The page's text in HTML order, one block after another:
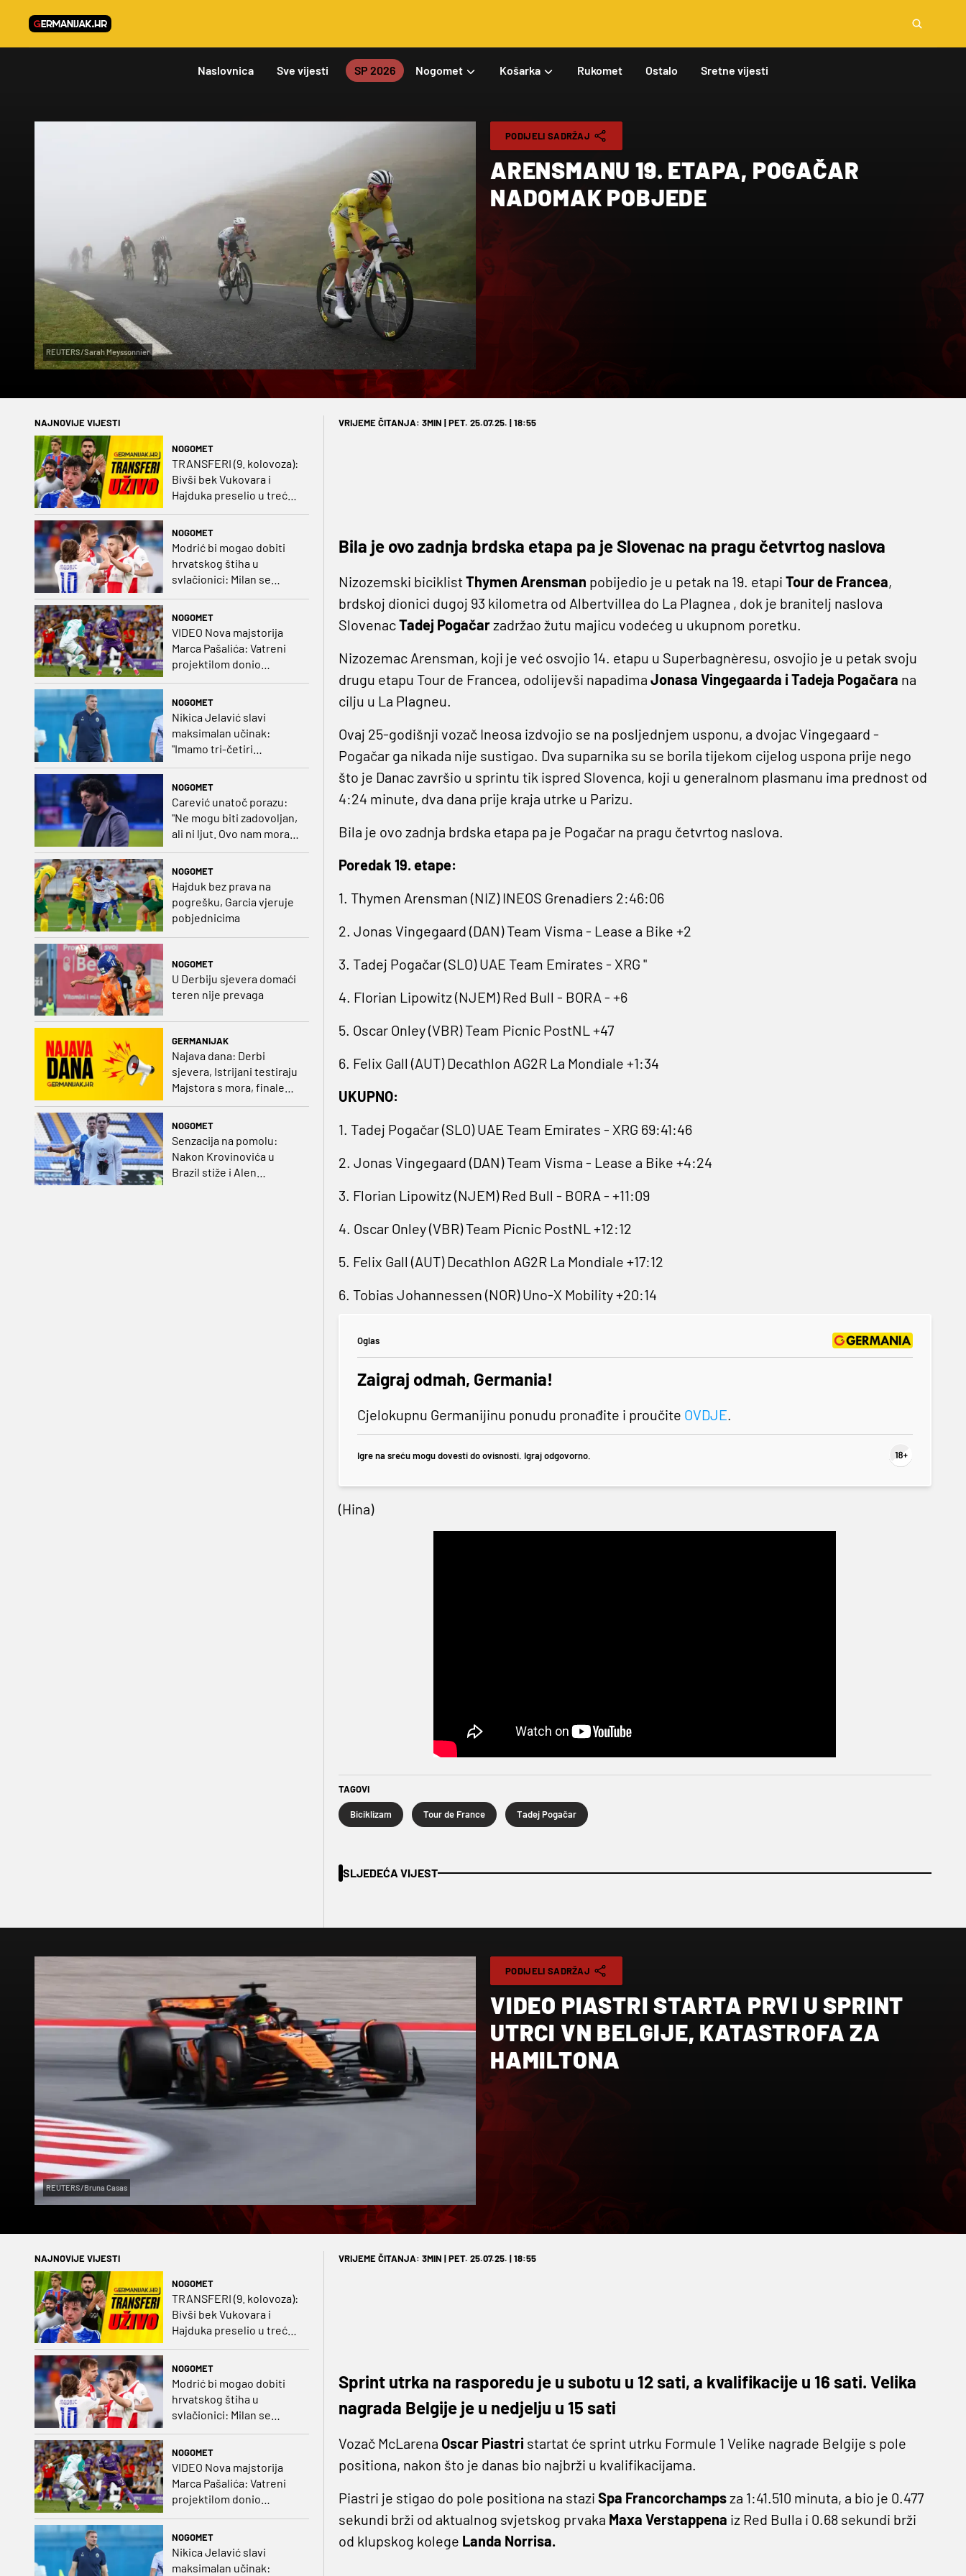
Naslovnica Sve vijesti SP 2026 Nogomet Košarka Rukomet Ostalo Sretne vijesti
REUTERS/Sarah Meyssonnier
PODIJELI SADRŽAJ
ARENSMANU 19. ETAPA, POGAČAR
NADOMAK POBJEDE
NAJNOVIJE VIJESTI
NOGOMET
TRANSFERI (9. kolovoza):
Bivši bek Vukovara i
Hajduka preselio u treću
NOGOMET
Modrić bi mogao dobiti
hrvatskog štiha u
svlačionici: Milan se
NOGOMET
VIDEO Nova majstorija
Marca Pašalića: Vatreni
projektilom donio
vodstvo pa igru napustio
NOGOMET
Nikica Jelavić slavi
maksimalan učinak:
"Imamo tri-četiri
senatora koji vode naš
NOGOMET
Carević unatoč porazu:
"Ne mogu biti zadovoljan,
ali ni ljut. Ovo nam mora
NOGOMET
Hajduk bez prava na
pogrešku, Garcia vjeruje
pobjednicima
NOGOMET
U Derbiju sjevera domaći
teren nije prevaga
GERMANIJAK
Najava dana: Derbi
sjevera, Istrijani testiraju
Majstora s mora, finale
Francuza
NOGOMET
Senzacija na pomolu:
Nakon Krovinovića u
Brazil stiže i Alen
VRIJEME ČITANJA: 3MIN | PET. 25.07.25. | 18:55
Bila je ovo zadnja brdska etapa pa je Slovenac na pragu četvrtog naslova
Nizozemski biciklistThymen Arensman pobijedio je u petak na 19. etapi Tour de Francea,
brdskoj dionici dugoj 93 kilometra od Albertvillea do La Plagnea , dok je branitelj naslova
SlovenacTadej Pogačarzadržao žutu majicu vodećeg u ukupnom poretku.
Nizozemac Arensman, koji je već osvojio 14. etapu u Superbagnèresu, osvojio je u petak svoju
drugu etapu Tour de Francea, odolijevši napadima Jonasa Vingegaarda i Tadeja Pogačara na
cilju u La Plagneu.
Ovaj 25-godišnji vozač Ineosa izdvojio se na posljednjem usponu, a dvojac Vingegaard -
Pogačar ga nikada nije sustigao. Dva suparnika su se borila tijekom cijelog uspona prije nego
što je Danac završio u sprintu tik ispred Slovenca, koji u generalnom plasmanu ima prednost od
4:24 minute, dva dana prije kraja utrke u Parizu.
Bila je ovo zadnja brdska etapa pa je Pogačar na pragu četvrtog naslova.
Poredak 19. etape:
1. Thymen Arensman (NIZ) INEOS Grenadiers 2:46:06
2. Jonas Vingegaard (DAN) Team Visma - Lease a Bike +2
3. Tadej Pogačar (SLO) UAE Team Emirates - XRG "
4. Florian Lipowitz (NJEM) Red Bull - BORA - +6
5. Oscar Onley (VBR) Team Picnic PostNL +47
6. Felix Gall (AUT) Decathlon AG2R La Mondiale +1:34
UKUPNO:
1. Tadej Pogačar (SLO) UAE Team Emirates - XRG 69:41:46
2. Jonas Vingegaard (DAN) Team Visma - Lease a Bike +4:24
3. Florian Lipowitz (NJEM) Red Bull - BORA - +11:09
4. Oscar Onley (VBR) Team Picnic PostNL +12:12
5. Felix Gall (AUT) Decathlon AG2R La Mondiale +17:12
6. Tobias Johannessen (NOR) Uno-X Mobility +20:14
Oglas
Zaigraj odmah, Germania!
Cjelokupnu Germanijinu ponudu pronađite i proučite OVDJE.
Igre na sreću mogu dovesti do ovisnosti. Igraj odgovorno.
(Hina)
TAGOVI
Biciklizam Tour de France Tadej Pogačar
SLJEDEĆA VIJEST
REUTERS/Bruna Casas
PODIJELI SADRŽAJ
VIDEO PIASTRI STARTA PRVI U SPRINT
UTRCI VN BELGIJE, KATASTROFA ZA
HAMILTONA
NAJNOVIJE VIJESTI
NOGOMET
TRANSFERI (9. kolovoza):
Bivši bek Vukovara i
Hajduka preselio u treću
ligu, đakovački 'sin vjetra'
NOGOMET
Modrić bi mogao dobiti
hrvatskog štiha u
svlačionici: Milan se
NOGOMET
VIDEO Nova majstorija
Marca Pašalića: Vatreni
projektilom donio
NOGOMET
Nikica Jelavić slavi
maksimalan učinak:
VRIJEME ČITANJA: 3MIN | PET. 25.07.25. | 18:55
Sprint utrka na rasporedu je u subotu u 12 sati, a kvalifikacije u 16 sati. Velika
nagrada Belgije je u nedjelju u 15 sati
Vozač McLarena Oscar Piastri startat će sprint utrku Formule 1 Velike nagrade Belgije s pole
positiona, nakon što je danas bio najbrži u kvalifikacijama.
Piastri je stigao do pole positiona na stazi Spa Francorchampsza 1:41.510 minuta, a bio je 0.477
sekundi brži od aktualnog svjetskog prvaka Maxa Verstappena iz Red Bulla i 0.68 sekundi brži
od klupskog kolege Landa Norrisa.